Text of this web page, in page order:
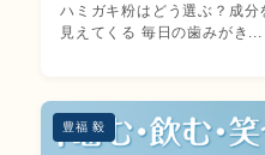
ハミガキ粉はどう選ぶ？成
見えてくる 毎日の歯みがき...
豊福 毅